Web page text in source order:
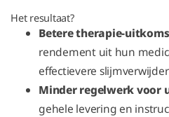
Het resultaat?
Betere therapie-
rendement uit hun
effectievere
Minder regelwerk voor
gehele levering en